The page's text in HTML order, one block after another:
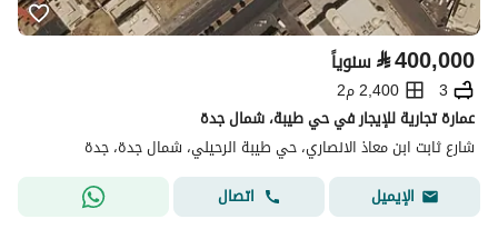
⃁400,000 سنوياً
3
2,400 م2
عمارة تجارية للإيجار في حي طيبة، شمال جدة
شارع ثابت ابن معاذ الانصاري، حي طيبة الرحيلي، شمال جدة، جدة
الإيميل
اتصال